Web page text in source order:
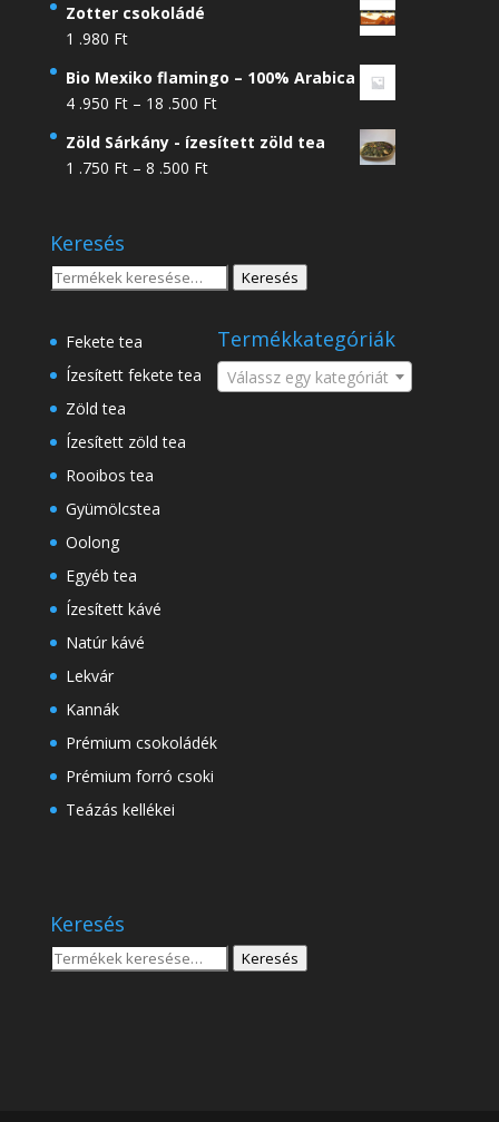
Zotter csokoládé
1 .980 Ft
Bio Mexiko flamingo – 100% Arabica
4 .950 Ft – 18 .500 FtÁrtartomány:
.950 Ft
Zöld Sárkány - ízesített zöld tea
1 .750 Ft – 8 .500 FtÁrtartomány:
8
.500 Ft
Keresés
Keresés
Keresés
Fekete tea
Ízesített fekete tea
Zöld tea
Ízesített zöld tea
Rooibos tea
Gyümölcstea
Oolong
Egyéb tea
Ízesített kávé
Natúr kávé
Lekvár
Kannák
Prémium csokoládék
Prémium forró csoki
Teázás kellékei
Termékkategóriák
Válassz egy kategóriát
Keresés
Keresés
Keresés